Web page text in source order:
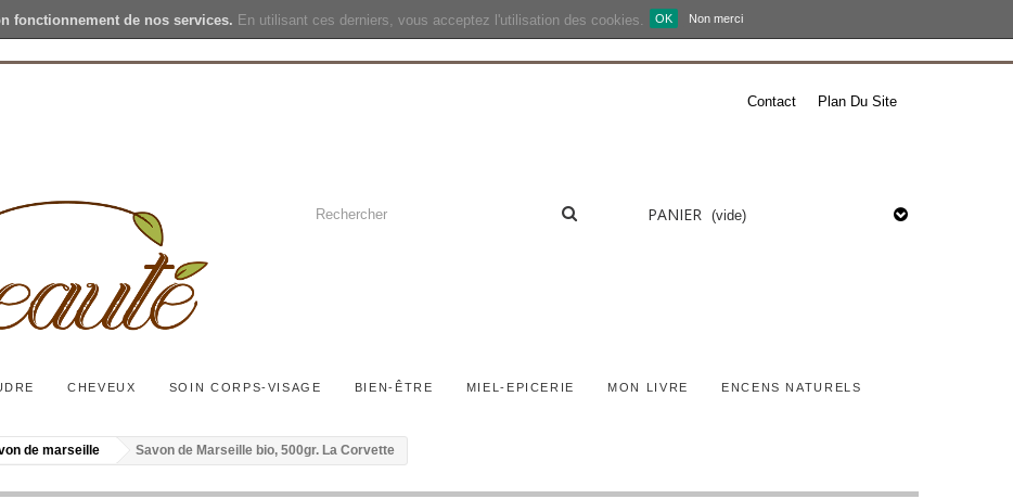
fonctionnement de nos services. En utilisant ces derniers, vous acceptez l'utilisation des cookies. OK Non merci
Contact Plan Du Site
PANIER (vide)
CHEVEUX SOIN CORPS-VISAGE BIEN-ÊTRE MIEL-EPICERIE MON LIVRE ENCENS NATURELS
de marseille Savon de Marseille bio, 500gr. La Corvette